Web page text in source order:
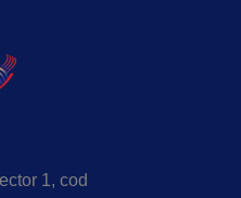
1, cod